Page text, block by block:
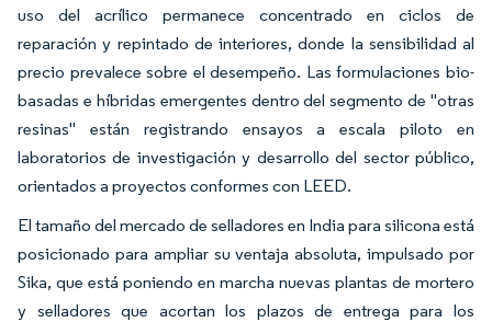
uso del acrílico permanece concentrado en ciclos de
reparación y repintado de interiores, donde la sensibilidad al
precio prevalece sobre el desempeño. Las formulaciones bio-
basadas e híbridas emergentes dentro del segmento de "otras
resinas" están registrando ensayos a escala piloto en
laboratorios de investigación y desarrollo del sector público,
orientados a proyectos conformes con LEED.
El tamaño del mercado de selladores en India para silicona está
posicionado para ampliar su ventaja absoluta, impulsado por
Sika, que está poniendo en marcha nuevas plantas de mortero
y selladores que acortan los plazos de entrega para los